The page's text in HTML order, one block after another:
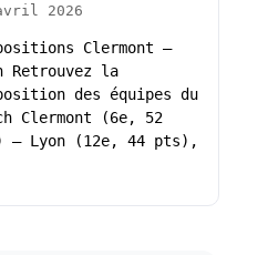
2026
Clermont –
Retrouvez la
des équipes du
Clermont (6e, 52
– Lyon (12e, 44 pts),